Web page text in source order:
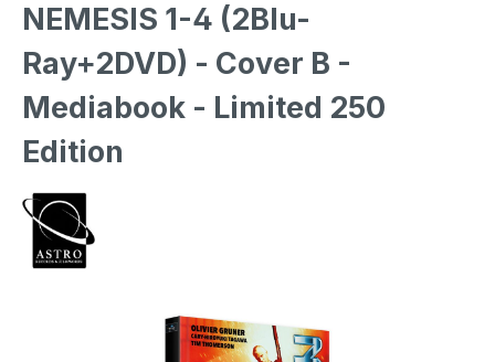
NEMESIS 1-4 (2Blu-
Ray+2DVD) - Cover B -
Mediabook - Limited 250
Edition
Bildergalerie überspringen